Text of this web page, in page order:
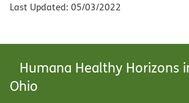
Humana Healthy Horizons
Ohio
Last Updated: 05/03/2022